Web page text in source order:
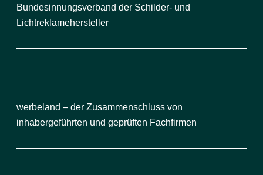
Bundesinnungsverband der Schilder- und
Lichtreklamehersteller
werbeland – der Zusammenschluss von
inhabergeführten und geprüften Fachfirmen